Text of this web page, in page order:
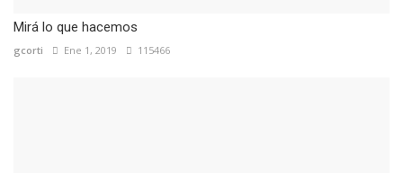
Mirá lo que hacemos
gcorti Ene 1, 2019 115466